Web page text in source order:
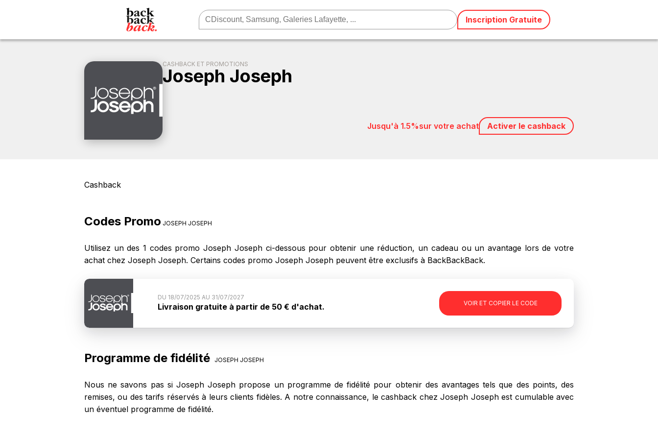
CASHBACK ET PROMOTIONS
Joseph Joseph
jusqu'à 1.5%sur votre achat Activer le cashback
Cashback
Codes Promo JOSEPH JOSEPH
Utilisez un des 1 codes promo Joseph Joseph ci-dessous pour obtenir une réduction, un cadeau ou un avantage lors de votre
achat chez Joseph Joseph. Certains codes promo Joseph Joseph peuvent être exclusifs à BackBackBack.
VOIR ET COPIER LE CODE
DU 18/07/2025 AU 31/07/2027
Livraison gratuite à partir de 50 € d'achat.
Programme de fidélité JOSEPH JOSEPH
Nous ne savons pas si Joseph Joseph propose un programme de fidélité pour obtenir des avantages tels que des points, des
remises, ou des tarifs réservés à leurs clients fidèles. A notre connaissance, le cashback chez Joseph Joseph est cumulable avec
un éventuel programme de fidélité.
Inscription Gratuite